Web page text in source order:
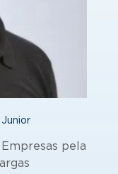
pela